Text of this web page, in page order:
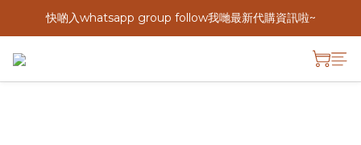
快啲入whatsapp group follow我哋最新代購資訊啦~